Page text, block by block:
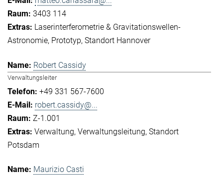
3403 114
Laserinterferometrie & Gravitationswellen-
Astronomie Prototyp Standort Hannover
Robert Cassidy
Verwaltungsleiter
+49 331 567-7600
robert.cassidy@...
Z-1.001
Verwaltung Verwaltungsleitung Standort
Potsdam
Maurizio Casti